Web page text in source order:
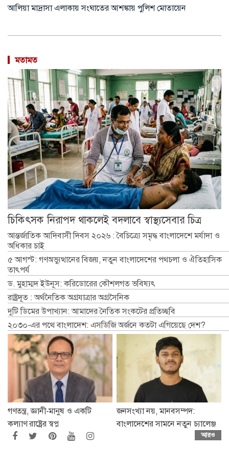
আলিয়া মাদ্রাসা এলাকায় সংঘাতের আশঙ্কায় পুলিশ মোতায়েন
মতামত
চিকিৎসক নিরাপদ থাকলেই বদলাবে স্বাস্থ্যসেবার চিত্র
আন্তর্জাতিক আদিবাসী দিবস ২০২৬ : বৈচিত্র্যে সমৃদ্ধ বাংলাদেশে মর্যাদা ও
অধিকার চাই
৫ আগস্ট: গণঅভ্যুত্থানের বিজয়, নতুন বাংলাদেশের পথচলা ও ঐতিহাসিক
তাৎপর্য
ড. মুহাম্মদ ইউনূস: করিডোরের কৌশলগত ভবিষ্যৎ
রাষ্ট্রদূত : অর্থনৈতিক অগ্রযাত্রার অগ্রসৈনিক
দুটি ডিমের উপাখ্যান: আমাদের নৈতিক সংকটের প্রতিচ্ছবি
২০৩০-এর পথে বাংলাদেশ: এসডিজি অর্জনে কতটা এগিয়েছে দেশ?
গণতন্ত্র, জ্ঞানী-মানুষ ও একটি
কল্যাণ রাষ্ট্রের স্বপ্ন
জনসংখ্যা নয়, মানবসম্পদ:
বাংলাদেশের সামনে নতুন চ্যালেঞ্জ
আরও